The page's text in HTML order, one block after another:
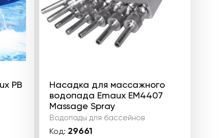
PB
Насадка для массажного
водопада Emaux EM4407
Massage Spray
Водопады для бассейнов
Код: 29661